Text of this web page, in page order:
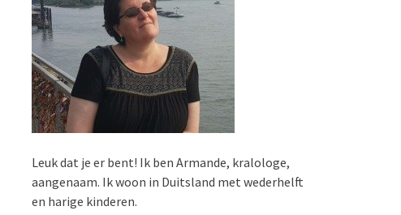
Leuk dat je er bent! Ik ben Armande, kralologe,
aangenaam. Ik woon in Duitsland met wederhelft
en harige kinderen.